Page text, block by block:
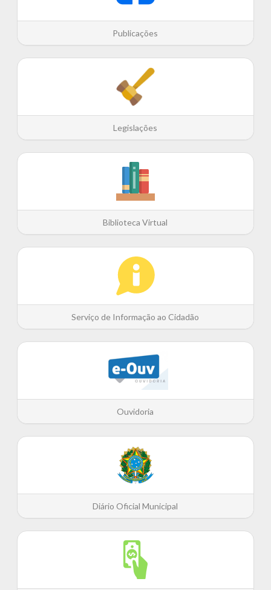
Publicações
Legislações
Biblioteca Virtual
Serviço de Informação ao Cidadão
Ouvidoria
Diário Oficial Municipal